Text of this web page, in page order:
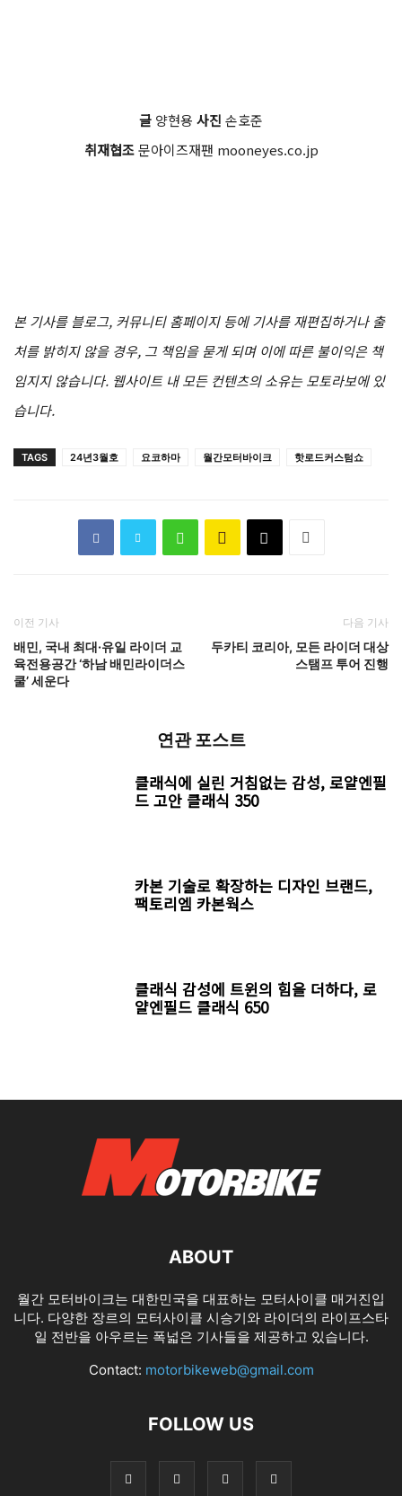
글 양현용 사진 손호준
취재협조문아이즈재팬 mooneyes.co.jp
본 기사를 블로그, 커뮤니티 홈페이지 등에 기사를 재편집하거나 출
처를 밝히지 않을 경우, 그 책임을 묻게 되며 이에 따른 불이익은 책
임지지 않습니다. 웹사이트 내 모든 컨텐츠의 소유는 모토라보에 있
습니다.
TAGS 24년3월호 요코하마 월간모터바이크 핫로드커스텀쇼
이전 기사
배민, 국내 최대·유일 라이더 교
육전용공간 ‘하남 배민라이더스
쿨’ 세운다
다음 기사
두카티 코리아, 모든 라이더 대상
스탬프 투어 진행
연관 포스트
클래식에 실린 거침없는 감성, 로얄엔필
드 고안 클래식 350
카본 기술로 확장하는 디자인 브랜드,
팩토리엠 카본웍스
클래식 감성에 트윈의 힘을 더하다, 로
얄엔필드 클래식 650
ABOUT
월간 모터바이크는 대한민국을 대표하는 모터사이클 매거진입
니다. 다양한 장르의 모터사이클 시승기와 라이더의 라이프스타
일 전반을 아우르는 폭넓은 기사들을 제공하고 있습니다.
Contact: motorbikeweb@gmail.com
FOLLOW US